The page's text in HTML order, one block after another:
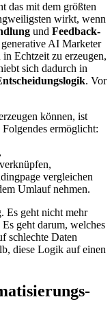
das mit dem größten
wirkt, wenn
und Feedback-
generative AI Marketer
Echtzeit zu erzeugen,
sich dadurch in
. Vor
können, ist
ermöglicht:
vergleichen
Umlauf nehmen.
Es geht nicht mehr
geht darum, welches
schlechte Daten
diese Logik auf einen